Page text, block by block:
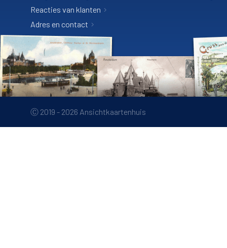
Reacties van klanten
Adres en contact
Ⓒ 2019 - 2026 Ansichtkaartenhuis